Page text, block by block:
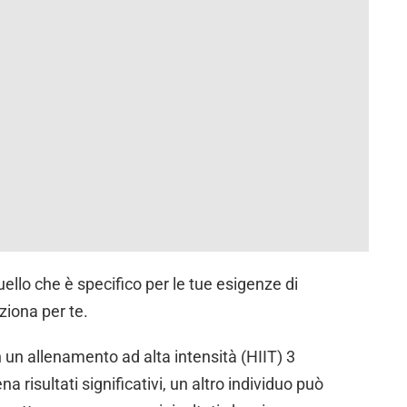
che è specifico per le tue esigenze di
per te.
allenamento ad alta intensità (HIIT) 3
risultati significativi, un altro individuo può